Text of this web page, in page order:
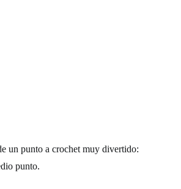
un punto a crochet muy divertido:
punto.